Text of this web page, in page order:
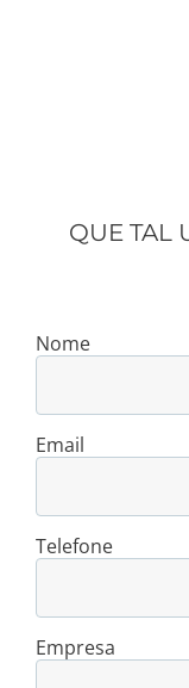
QUE TAL
Nome
Email
Telefone
Empresa